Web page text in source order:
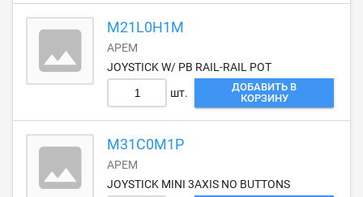
M21L0H1M
APEM
JOYSTICK W/ PB RAIL-RAIL POT
шт.
ДОБАВИТЬ В
КОРЗИНУ
M31C0M1P
APEM
JOYSTICK MINI 3AXIS NO BUTTONS